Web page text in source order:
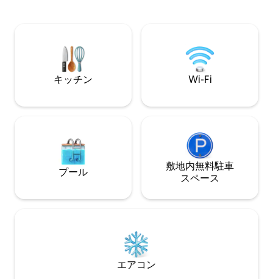
リングベッドからモーゼル川の景色を楽
しむことができます。
キッチン Wi-Fi
プール
敷地内無料駐⁠車
ス⁠ペ⁠ー⁠ス
エアコン